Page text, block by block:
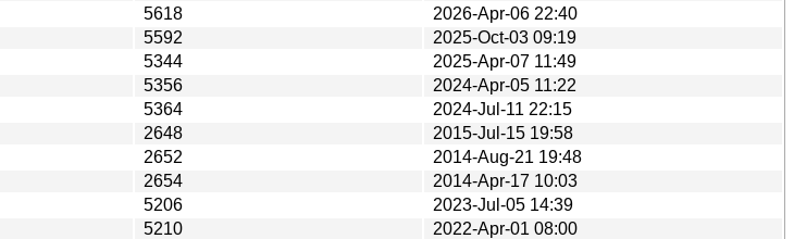
5618
2026-Apr-06 22:40
5592
2025-Oct-03 09:19
5344
2025-Apr-07 11:49
5356
2024-Apr-05 11:22
5364
2024-Jul-11 22:15
2648
2015-Jul-15 19:58
2652
2014-Aug-21 19:48
2654
2014-Apr-17 10:03
5206
2023-Jul-05 14:39
5210
2022-Apr-01 08:00